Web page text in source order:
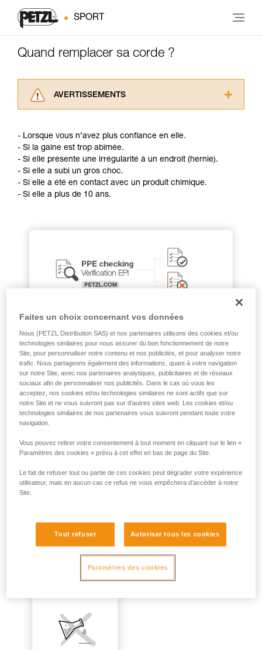
SPORT
Quand remplacer sa corde ?
AVERTISSEMENTS
consulter. Vous devez avoir compris les
informations de la notice technique pour
pouvoir comprendre ce complément
d’informations.
Maîtriser ces techniques nécessite une
formation et un entraînement spécifique. Validez
liées à votre activité. Il peut en exister d’autres
que nous ne décrivons pas ici.
- Lorsque vous n’avez plus confiance en elle.
- Si la gaine est trop abîmée.
- Si elle présente une irrégularité à un endroit (hernie).
- Si elle a subi un gros choc.
- Si elle a été en contact avec un produit chimique.
- Si elle a plus de 10 ans.
Faites un choix concernant vos données
Nous (PETZL Distribution SAS) et nos partenaires utilisons des cookies et/ou
technologies similaires pour nous assurer du bon fonctionnement de notre
Site, pour personnaliser notre contenu et nos publicités, et pour analyser notre
trafic. Nous partageons également des informations, quant à votre navigation
sur notre Site, avec nos partenaires analytiques, publicitaires et de réseaux
sociaux afin de personnaliser nos publicités. Dans le cas où vous les
acceptez, nos cookies et/ou technologies similaires ne sont actifs que sur
notre Site et ne vous suivront pas sur d’autres sites web. Les cookies et/ou
technologies similaires de nos partenaires vous suivront pendant toute votre
navigation.
Vous pouvez retirer votre consentement à tout moment en cliquant sur le lien «
Paramètres des cookies » prévu à cet effet en bas de page du Site.
Le fait de refuser tout ou partie de ces cookies peut dégrader votre expérience
utilisateur, mais en aucun cas ce refus ne vous empêchera d’accéder à notre
Site.
Tout refuser Autoriser tous les cookies
Paramètres des cookies